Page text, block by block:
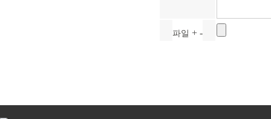
파일 + -